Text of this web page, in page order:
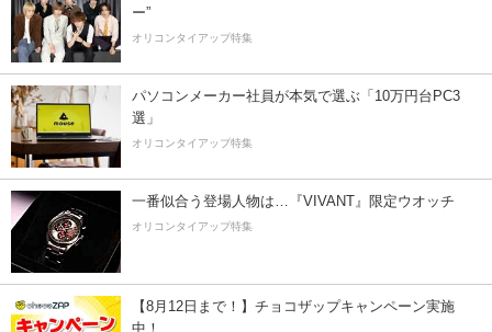
ー”
オリコンタイアップ特集
パソコンメーカー社員が本気で選ぶ「10万円台PC3
選」
オリコンタイアップ特集
一番似合う登場人物は…『VIVANT』限定ウオッチ
オリコンタイアップ特集
【8月12日まで！】チョコザップキャンペーン実施
中！